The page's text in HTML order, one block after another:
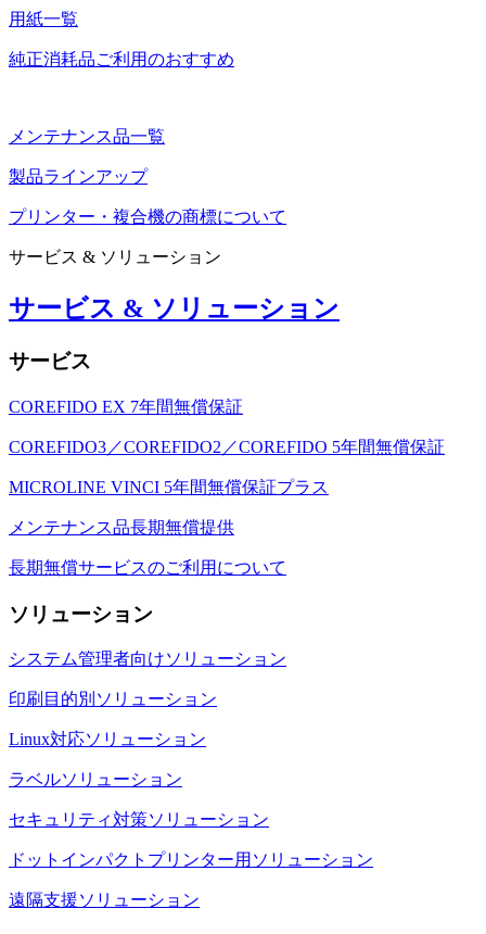
用紙一覧
純正消耗品ご利用のおすすめ
メンテナンス品一覧
製品ラインアップ
プリンター・複合機の商標について
サービス & ソリューション
サービス & ソリューション
サービス
COREFIDO EX 7年間無償保証
COREFIDO3／COREFIDO2／COREFIDO 5年間無償保証
MICROLINE VINCI 5年間無償保証プラス
メンテナンス品長期無償提供
長期無償サービスのご利用について
ソリューション
システム管理者向けソリューション
印刷目的別ソリューション
Linux対応ソリューション
ラベルソリューション
セキュリティ対策ソリューション
ドットインパクトプリンター用ソリューション
遠隔支援ソリューション